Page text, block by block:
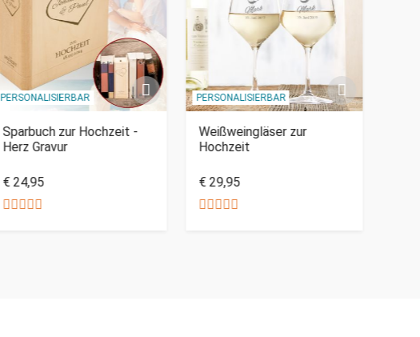
PERSONALISIERBAR
Sparbuch zur Hochzeit -
Herz Gravur
€ 24,95
PERSONALISIERBAR
Weißweingläser zur
Hochzeit
€ 29,95